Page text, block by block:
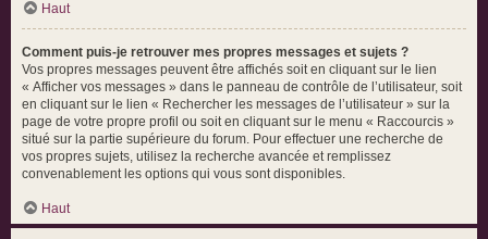
Haut
Comment puis-je retrouver mes propres messages et sujets ?
Vos propres messages peuvent être affichés soit en cliquant sur le lien
« Afficher vos messages » dans le panneau de contrôle de l’utilisateur, soit
en cliquant sur le lien « Rechercher les messages de l’utilisateur » sur la
page de votre propre profil ou soit en cliquant sur le menu « Raccourcis »
situé sur la partie supérieure du forum. Pour effectuer une recherche de
vos propres sujets, utilisez la recherche avancée et remplissez
convenablement les options qui vous sont disponibles.
Haut